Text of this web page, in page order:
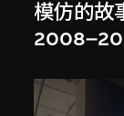
模仿的故